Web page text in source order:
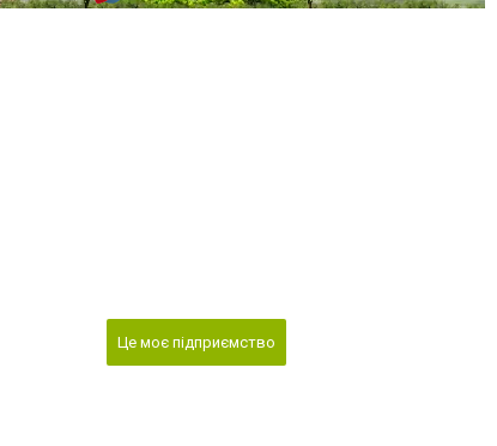
Це моє підприємство